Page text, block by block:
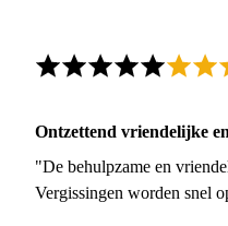
Ontzettend vriendelijke
"De behulpzame en
Vergissingen worden snel